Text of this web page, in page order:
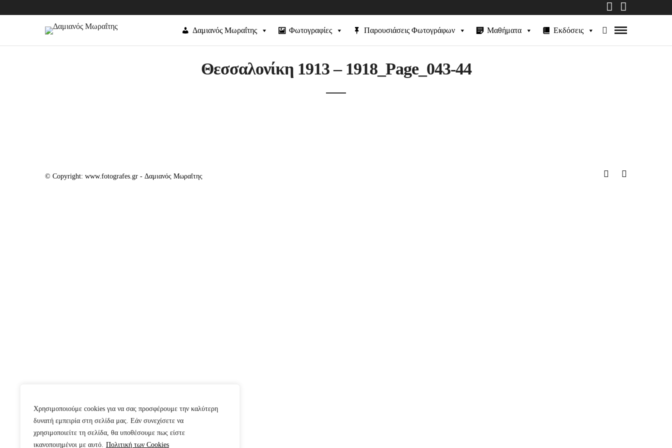
Χρησιμοποιούμε cookies για να σας προσφέρουμε την καλύτερη
δυνατή εμπειρία στη σελίδα μας. Εάν συνεχίσετε να
χρησιμοποιείτε τη σελίδα, θα υποθέσουμε πως είστε
ικανοποιημένοι με αυτό. Πολιτική των Cookies
Δαμιανός Μωραΐτης Φωτογραφίες Παρουσιάσεις Φωτογράφων Μαθήματα Εκδόσεις
Θεσσαλονίκη 1913 – 1918_Page_043-44
© Copyright: www.fotografes.gr - Δαμιανός Μωραΐτης